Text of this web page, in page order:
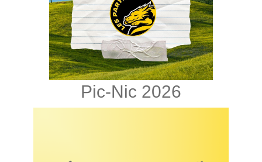
Pic-Nic 2026